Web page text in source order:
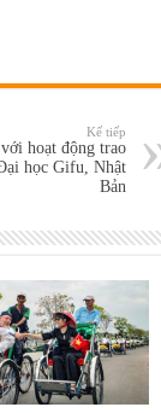
Kế tiếp
hoạt động trao
học Gifu, Nhật
Bản